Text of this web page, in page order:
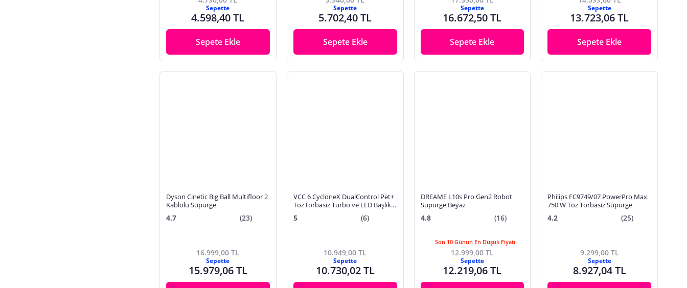
Sepette
4.598,40 TL
Sepete Ekle
Sepette
5.702,40 TL
Sepete Ekle
Sepette
16.672,50 TL
Sepete Ekle
Sepette
13.723,06 TL
Sepete Ekle
Dyson Cinetic Big Ball Multifloor 2
Kablolu Süpürge
4.7 (23)
16.999,00 TL
Sepette
15.979,06 TL
VCC 6 CycloneX DualControl Pet+
Toz torbasız Turbo ve LED Başlıklı
5 (6)
10.949,00 TL
Sepette
10.730,02 TL
DREAME L10s Pro Gen2 Robot
Süpürge Beyaz
4.8 (16)
Son 10 Günün En Düşük Fiyatı
12.999,00 TL
Sepette
12.219,06 TL
Philips FC9749/07 PowerPro Max
750 W Toz Torbasız Süpürge
4.2 (25)
9.299,00 TL
Sepette
8.927,04 TL